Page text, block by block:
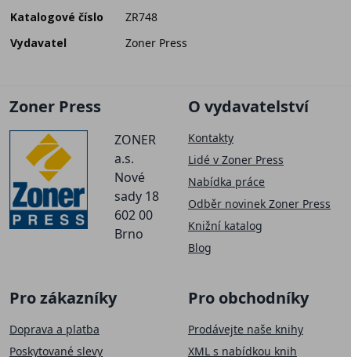
Katalogové číslo
ZR748
Vydavatel
Zoner Press
Zoner Press
ZONER
a.s.
Nové
sady 18
602 00
Brno
O vydavatelství
Kontakty
Lidé v Zoner Press
Nabídka práce
Odběr novinek Zoner Press
Knižní katalog
Blog
Pro zákazníky
Doprava a platba
Poskytované slevy
Pro obchodníky
Prodávejte naše knihy
XML s nabídkou knih